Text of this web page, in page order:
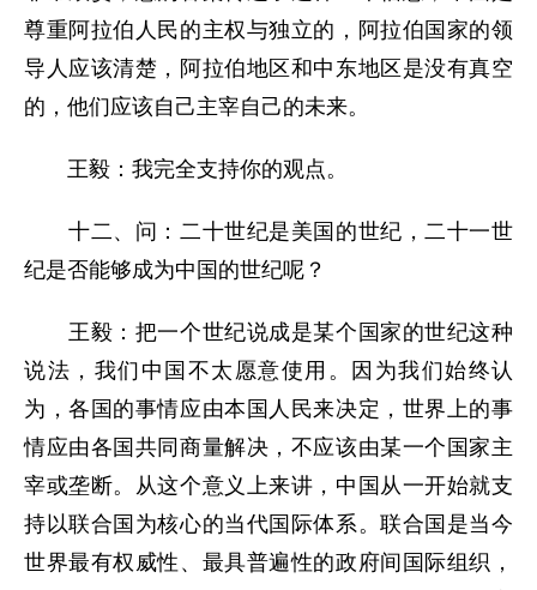
尊重阿拉伯人民的主权与独立的，阿拉伯国家的领
导人应该清楚，阿拉伯地区和中东地区是没有真空
的，他们应该自己主宰自己的未来。
王毅：我完全支持你的观点。
十二、问：二十世纪是美国的世纪，二十一世
纪是否能够成为中国的世纪呢？
王毅：把一个世纪说成是某个国家的世纪这种
说法，我们中国不太愿意使用。因为我们始终认
为，各国的事情应由本国人民来决定，世界上的事
情应由各国共同商量解决，不应该由某一个国家主
宰或垄断。从这个意义上来讲，中国从一开始就支
持以联合国为核心的当代国际体系。联合国是当今
世界最有权威性、最具普遍性的政府间国际组织，